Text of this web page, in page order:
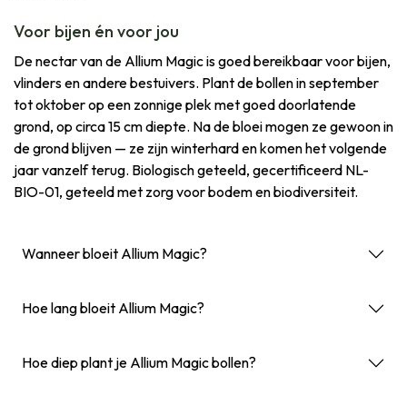
Voor bijen én voor jou
De nectar van de Allium Magic is goed bereikbaar voor bijen,
vlinders en andere bestuivers. Plant de bollen in september
tot oktober op een zonnige plek met goed doorlatende
grond, op circa 15 cm diepte. Na de bloei mogen ze gewoon in
de grond blijven — ze zijn winterhard en komen het volgende
jaar vanzelf terug. Biologisch geteeld, gecertificeerd NL-
BIO-01, geteeld met zorg voor bodem en biodiversiteit.
Wanneer bloeit Allium Magic?
Hoe lang bloeit Allium Magic?
Hoe diep plant je Allium Magic bollen?